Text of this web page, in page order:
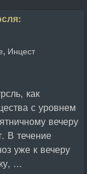
, Инцест
как
с уровнем
вечеру
В течение
уже к вечеру
...